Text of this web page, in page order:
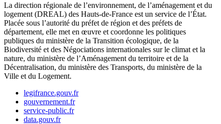
La direction régionale de l’environnement, de l’aménagement et du
logement (DREAL) des Hauts-de-France est un service de l’État.
Placée sous l’autorité du préfet de région et des préfets de
département, elle met en œuvre et coordonne les politiques
publiques du ministère de la Transition écologique, de la
Biodiversité et des Négociations internationales sur le climat et la
nature, du ministère de l’Aménagement du territoire et de la
Décentralisation, du ministère des Transports, du ministère de la
Ville et du Logement.
legifrance.gouv.fr
gouvernement.fr
service-public.fr
data.gouv.fr